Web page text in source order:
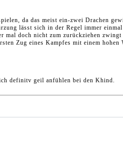
da das meist ein-zwei Drachen
lässt sich in der Regel immer
doch nicht zum zurückziehen
Zug eines Kampfes mit einem
definitv geil anfühlen bei den Khind.